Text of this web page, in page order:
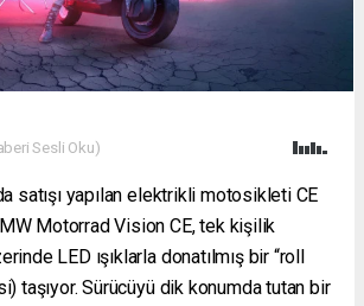
Sesli Oku)
satışı yapılan elektrikli motosikleti CE
Motorrad Vision CE, tek kişilik
LED ışıklarla donatılmış bir “roll
taşıyor. Sürücüyü dik konumda tutan bir